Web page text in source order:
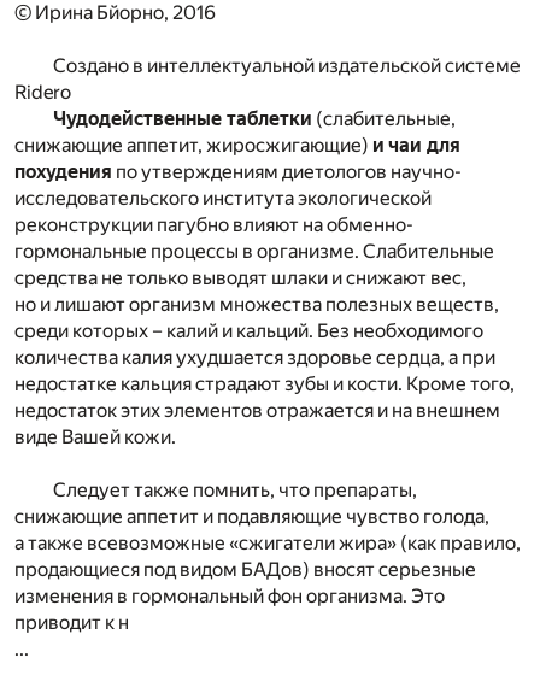
© Ирина Бйорно, 2016
Создано в интеллектуальной издательской системе
Ridero
Чудодейственные таблетки (слабительные,
снижающие аппетит, жиросжигающие) и чаи для
похудения по утверждениям диетологов научно-
исследовательского института экологической
реконструкции пагубно влияют на обменно-
гормональные процессы в организме. Слабительные
средства не только выводят шлаки и снижают вес,
но и лишают организм множества полезных веществ,
среди которых – калий и кальций. Без необходимого
количества калия ухудшается здоровье сердца, а при
недостатке кальция страдают зубы и кости. Кроме того,
недостаток этих элементов отражается и на внешнем
виде Вашей кожи.
Следует также помнить, что препараты,
снижающие аппетит и подавляющие чувство голода,
а также всевозможные «сжигатели жира» (как правило,
продающиеся под видом БАДов) вносят серьезные
изменения в гормональный фон организма. Это
приводит к н
...